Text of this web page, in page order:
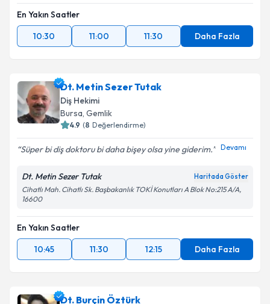
En Yakın Saatler
10:30
11:00 11:30 Daha Fazla
Dt. Metin Sezer Tutak
Diş Hekimi
Bursa, Gemlik
4.9 (8 Değerlendirme)
Süper bi diş doktoru bi daha bişey olsa yine giderim. Devamı
Dt. Metin Sezer Tutak Haritada Göster
Cihatlı Mah. Cihatlı Sk. Başbakanlık TOKİ Konutları A Blok No:215 A/A,
16600
En Yakın Saatler
10:45
11:30 12:15 Daha Fazla
Dt. Burçin Öztürk